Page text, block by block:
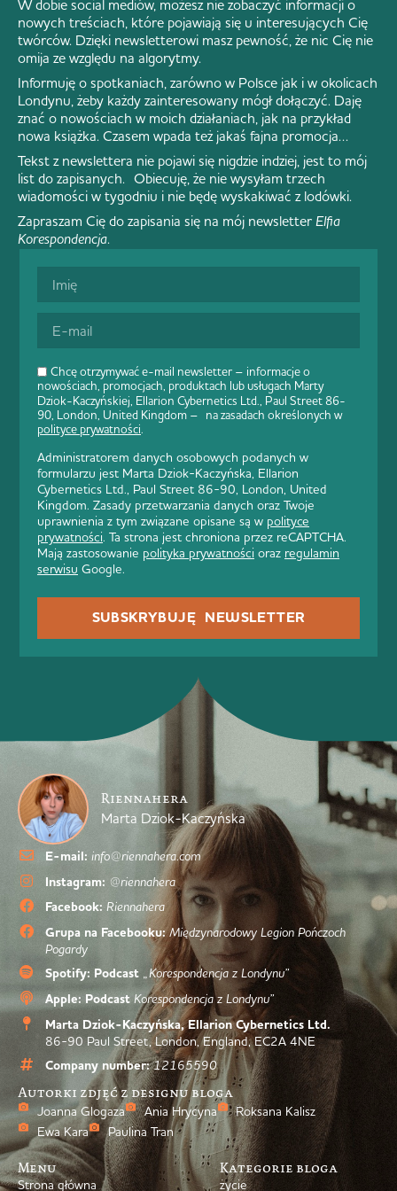
Chcę otrzymywać e-mail newsletter – informacje o
nowościach, promocjach, produktach lub usługach Marty
Dziok-Kaczyńskiej, Ellarion Cybernetics Ltd., Paul Street 86-
90, London, United Kingdom – na zasadach określonych w
polityce prywatności.
Administratorem danych osobowych podanych w
formularzu jest Marta Dziok-Kaczyńska, Ellarion
Cybernetics Ltd., Paul Street 86-90, London, United
Kingdom. Zasady przetwarzania danych oraz Twoje
uprawnienia z tym związane opisane są w polityce
prywatności. Ta strona jest chroniona przez reCAPTCHA.
Mają zastosowanie polityka prywatności oraz regulamin
serwisu Google.
SUBSKRYBUJĘ NEWSLETTER
W dobie social mediów, możesz nie zobaczyć informacji o
nowych treściach, które pojawiają się u interesujących Cię
twórców. Dzięki newsletterowi masz pewność, że nic Cię nie
omija ze względu na algorytmy.
Informuję o spotkaniach, zarówno w Polsce jak i w okolicach
Londynu, żeby każdy zainteresowany mógł dołączyć. Daję
znać o nowościach w moich działaniach, jak na przykład
nowa książka. Czasem wpada też jakaś fajna promocja…
Tekst z newslettera nie pojawi się nigdzie indziej, jest to mój
list do zapisanych. Obiecuję, że nie wysyłam trzech
wiadomości w tygodniu i nie będę wyskakiwać z lodówki.
Zapraszam Cię do zapisania się na mój newsletter Elfia
Korespondencja.
Riennahera
Marta Dziok-Kaczyńska
E-mail: info@riennahera.com
Instagram: @riennahera
Facebook: Riennahera
Grupa na Facebooku: Międzynarodowy Legion Pończoch
Pogardy
Spotify: Podcast „Korespondencja z Londynu”
Apple: Podcast Korespondencja z Londynu”
Marta Dziok-Kaczyńska, Ellarion Cybernetics Ltd.
86-90 Paul Street, London, England, EC2A 4NE
Company number: 12165590
Autorki zdjęć z designu bloga
Joanna Glogaza Ania Hrycyna
Roksana Kalisz
Ewa Kara
Paulina Tran
Menu
Strona główna
Kategorie bloga
życie